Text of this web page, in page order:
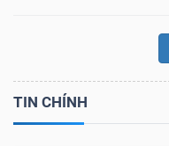
TIN CHÍNH